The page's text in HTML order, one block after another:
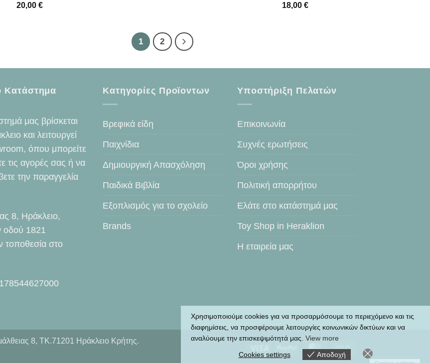
20,00 € 18,00€
1 2
Κατάστημα
μας βρίσκεται
και λειτουργεί
όπου μπορείτε
τις αγορές σας ή να
την παραγγελία
8, Ηράκλειο,
οδού 1821
τοποθεσία στο
178544627000
Κατηγορίες Προϊοντων
Βρεφικά είδη
Παιχνίδια
Δημιουργική Απασχόληση
Παιδικά Βιβλία
Εξοπλισμός για το σχολείο
Brands
Υποστήριξη Πελατών
Επικοινωνία
Συχνές ερωτήσεις
Όροι χρήσης
Πολιτική απορρήτου
Ελάτε στο κατάστημά μας
Toy Shop in Heraklion
Η εταιρεία μας
Cash
8, ΤΚ.71201 Ηράκλειο Κρήτης.
Χρησιμοποιούμε cookies για να προσαρμόσουμε το περιεχόμενο και τις
διαφημίσεις, να προσφέρουμε λειτουργίες κοινωνικών δικτύων και να
αναλύουμε την επισκεψιμότητά μας. View more
Cookies settings Αποδοχή